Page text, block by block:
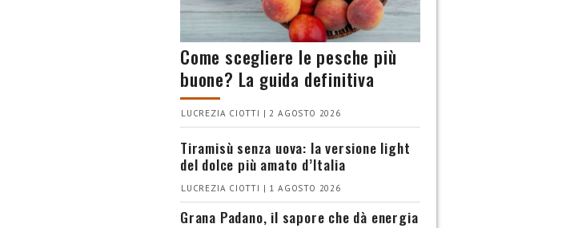
Come scegliere le pesche più
buone? La guida definitiva
LUCREZIA CIOTTI | 2 AGOSTO 2026
Tiramisù senza uova: la versione light
del dolce più amato d’Italia
LUCREZIA CIOTTI | 1 AGOSTO 2026
Grana Padano, il sapore che dà energia